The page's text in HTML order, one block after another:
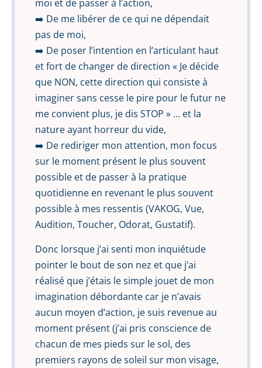
moi et de passer à l’action,
➡️ De me libérer de ce qui ne dépendait
pas de moi,
➡️ De poser l’intention en l’articulant haut
et fort de changer de direction « Je décide
que NON, cette direction qui consiste à
imaginer sans cesse le pire pour le futur ne
me convient plus, je dis STOP » … et la
nature ayant horreur du vide,
➡️ De rediriger mon attention, mon focus
sur le moment présent le plus souvent
possible et de passer à la pratique
quotidienne en revenant le plus souvent
possible à mes ressentis (VAKOG, Vue,
Audition, Toucher, Odorat, Gustatif).
Donc lorsque j’ai senti mon inquiétude
pointer le bout de son nez et que j’ai
réalisé que j’étais le simple jouet de mon
imagination débordante car je n’avais
aucun moyen d’action, je suis revenue au
moment présent (j’ai pris conscience de
chacun de mes pieds sur le sol, des
premiers rayons de soleil sur mon visage,